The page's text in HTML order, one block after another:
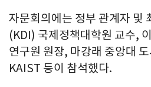
자문회의에는 정부 관계자 및
(KDI) 국제정책대학원 교수,
연구원 원장, 마강래 중앙대
KAIST 등이 참석했다.